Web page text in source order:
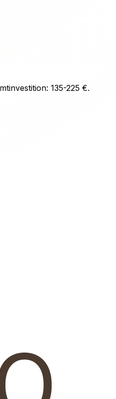
135-225 €.